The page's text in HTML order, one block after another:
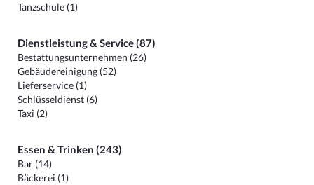
Tanzschule (1)
Dienstleistung & Service (87)
Bestattungsunternehmen (26)
Gebäudereinigung (52)
Lieferservice (1)
Schlüsseldienst (6)
Taxi (2)
Essen & Trinken (243)
Bar (14)
Bäckerei (1)